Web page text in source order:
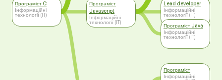
Програміст C
Інформаційні
технології (IT)
Програміст
Javascript
Інформаційні
технології (IT)
Lead developer
Інформаційні
технології (IT)
Програміст Java
Інформаційні
технології (IT)
Програміст
Інформаційні